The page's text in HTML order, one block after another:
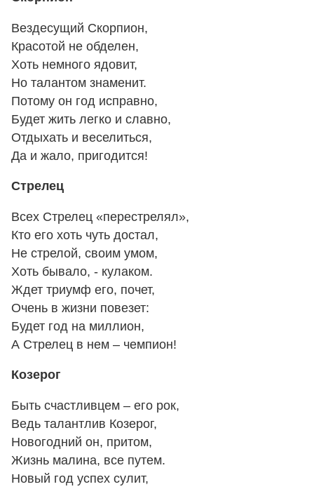
Вездесущий Скорпион,
Красотой не обделен,
Хоть немного ядовит,
Но талантом знаменит.
Потому он год исправно,
Будет жить легко и славно,
Отдыхать и веселиться,
Да и жало, пригодится!
Стрелец
Всех Стрелец «перестрелял»,
Кто его хоть чуть достал,
Не стрелой, своим умом,
Хоть бывало, - кулаком.
Ждет триумф его, почет,
Очень в жизни повезет:
Будет год на миллион,
А Стрелец в нем – чемпион!
Козерог
Быть счастливцем – его рок,
Ведь талантлив Козерог,
Новогодний он, притом,
Жизнь малина, все путем.
Новый год успех сулит,